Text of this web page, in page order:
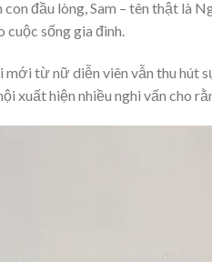
con đầu lòng, Sam – tên thật là
cuộc sống gia đình.
mới từ nữ diễn viên vẫn thu hút
xuất hiện nhiều nghi vấn cho